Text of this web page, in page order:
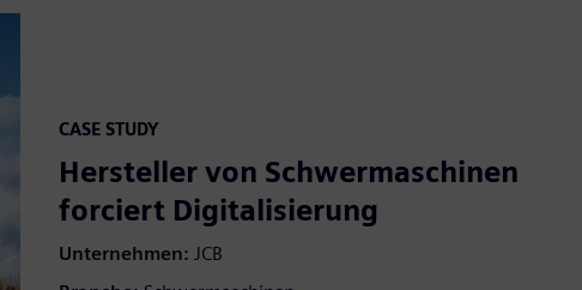
CASE STUDY
Hersteller von Schwermaschinen
forciert Digitalisierung
Unternehmen: JCB